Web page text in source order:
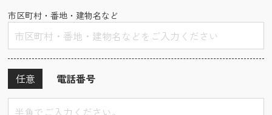
市区町村・番地・建物名など
電話番号
任意